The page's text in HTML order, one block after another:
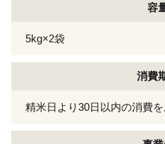
容
5kg×2袋
消費
精米日より30日以内の消費を